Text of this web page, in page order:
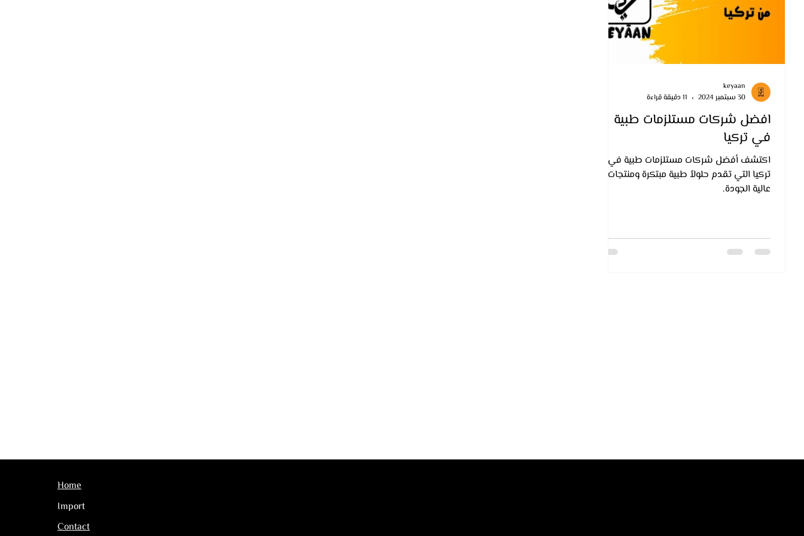
افضل شركات مستلزمات طبية
في تركيا
اكتشف أفضل شركات مستلزمات طبية في
تركيا التي تقدم حلولاً طبية مبتكرة ومنتجات
عالية الجودة.
keyaan
30 سبتمبر 2024
11 دقيقة قراءة
Home
Import
Contact